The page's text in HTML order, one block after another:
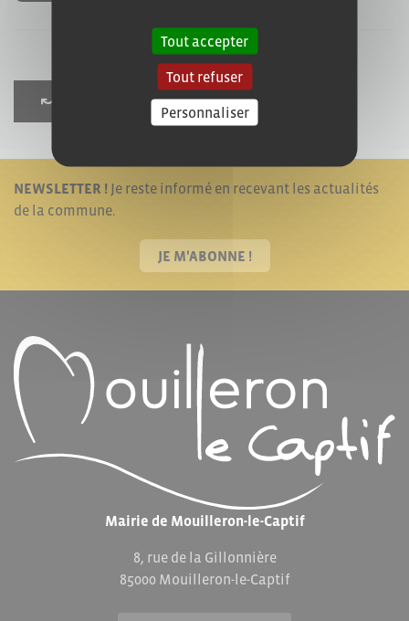
Retour à toutes nos actualités
NEWSLETTER ! Je reste informé en recevant les actualités
de la commune.
JE M'ABONNE !
Mairie de Mouilleron-le-Captif
8, rue de la Gillonnière
85000 Mouilleron-le-Captif
Tout accepter
Tout refuser
Personnaliser